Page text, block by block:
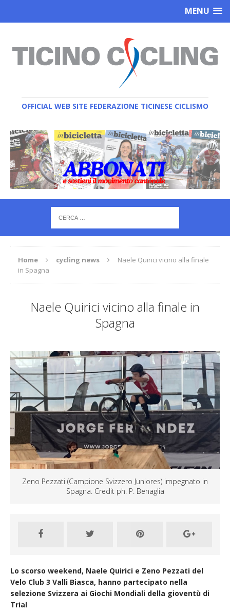
MENU
OFFICIAL WEB SITE FEDERAZIONE TICINESE CICLISMO
Home cycling news
Naele Quirici vicino alla finale
in Spagna
Naele Quirici vicino alla finale in
Spagna
Zeno Pezzati (Campione Svizzero Juniores) impegnato in
Spagna. Credit ph. P. Benaglia
Lo scorso weekend, Naele Quirici e Zeno Pezzati del
Velo Club 3 Valli Biasca, hanno partecipato nella
selezione Svizzera ai Giochi Mondiali della gioventù di
Trial